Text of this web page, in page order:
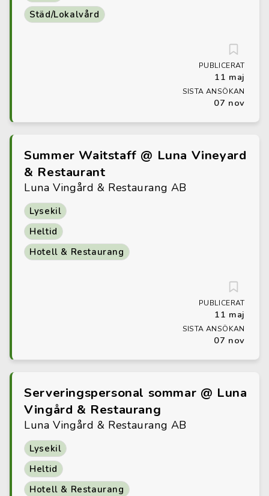
Städ/Lokalvård
PUBLICERAT
11 maj
SISTA ANSÖKAN
07 nov
Summer Waitstaff @ Luna Vineyard
& Restaurant
Luna Vingård & Restaurang AB
Lysekil
Heltid
Hotell & Restaurang
PUBLICERAT
11 maj
SISTA ANSÖKAN
07 nov
Serveringspersonal sommar @ Luna
Vingård & Restaurang
Luna Vingård & Restaurang AB
Lysekil
Heltid
Hotell & Restaurang